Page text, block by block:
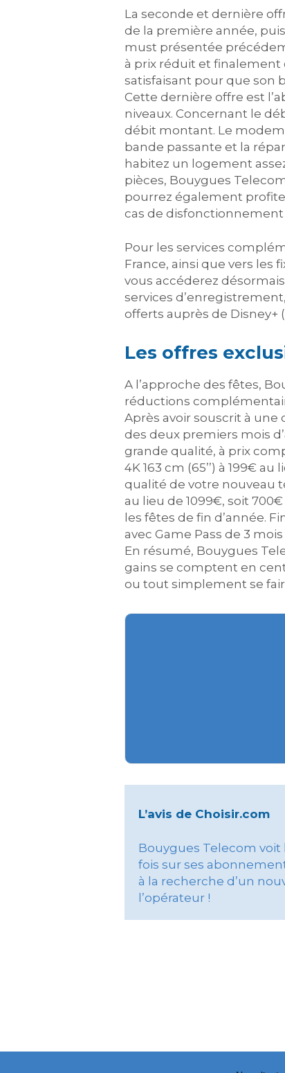
La seconde et dernière
de la première année,
must présentée
à prix réduit et finalement
satisfaisant pour que son
Cette dernière offre est
niveaux. Concernant le
débit montant. Le
bande passante et la
habitez un logement
pièces, Bouygues
pourrez également
cas de
Pour les services
France, ainsi que vers les
vous accéderez
services
offerts auprès de Disney+
Les offres
A l’approche des fêtes,
réductions
Après avoir souscrit à
des deux premiers mois
grande qualité, à prix
4K 163 cm (65’’) à 199€
qualité de votre nouveau
au lieu de 1099€, soit
les fêtes de fin d’année.
avec Game Pass de 3
En résumé, Bouygues
gains se comptent en
ou tout simplement se
L’avis de Choisir.com
Bouygues Telecom
fois sur ses
à la recherche d’un
l’opérateur !